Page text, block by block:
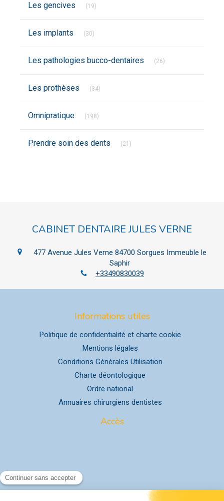
Les gencives (19)
Les implants (30)
Les pathologies bucco-dentaires (26)
Les prothèses (34)
Omnipratique (198)
Prendre soin des dents (21)
CABINET DENTAIRE JULES VERNE
477 Avenue Jules Verne 84700 Sorgues Immeuble le
Saphir
+33490830039
Informations utiles
Politique de confidentialité et charte cookie
Mentions légales
Conditions Générales Utilisation
Charte déontologique
Ordre national
Annuaires chirurgiens dentistes
Accès